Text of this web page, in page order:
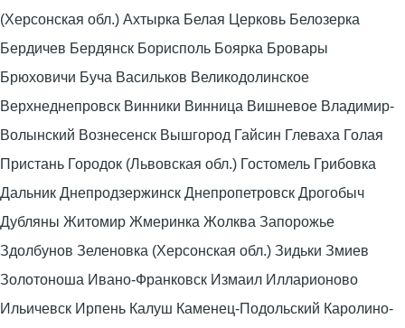
(Херсонская обл.) Ахтырка Белая Церковь Белозерка
Бердичев Бердянск Борисполь Боярка Бровары
Брюховичи Буча Васильков Великодолинское
Верхнеднепровск Винники Винница Вишневое Владимир-
Волынский Вознесенск Вышгород Гайсин Глеваха Голая
Пристань Городок (Львовская обл.) Гостомель Грибовка
Дальник Днепродзержинск Днепропетровск Дрогобыч
Дубляны Житомир Жмеринка Жолква Запорожье
Здолбунов Зеленовка (Херсонская обл.) Зидьки Змиев
Золотоноша Ивано-Франковск Измаил Илларионово
Ильичевск Ирпень Калуш Каменец-Подольский Каролино-